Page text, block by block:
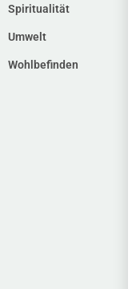
Spiritualität
Umwelt
Wohlbefinden